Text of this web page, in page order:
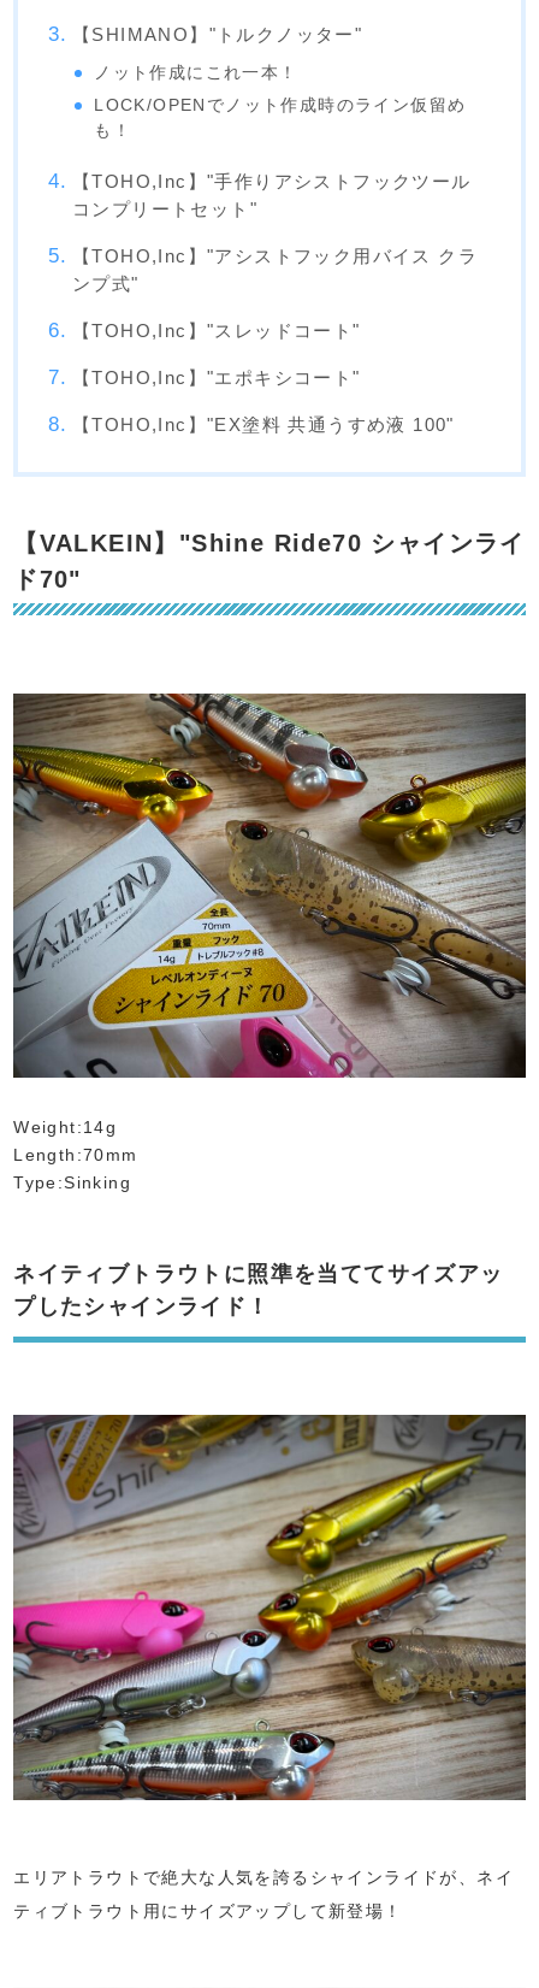
【SHIMANO】"トルクノッター"
ノット作成にこれ一本！
LOCK/OPENでノット作成時のライン仮留め
も！
【TOHO,Inc】"手作りアシストフックツール
コンプリートセット"
【TOHO,Inc】"アシストフック用バイス クラ
ンプ式"
【TOHO,Inc】"スレッドコート"
【TOHO,Inc】"エポキシコート"
【TOHO,Inc】"EX塗料 共通うすめ液 100"
【VALKEIN】"Shine Ride70 シャインライ
ド70"
Weight:14g
Length:70mm
Type:Sinking
ネイティブトラウトに照準を当ててサイズアッ
プしたシャインライド！
エリアトラウトで絶大な人気を誇るシャインライドが、ネイ
ティブトラウト用にサイズアップして新登場！